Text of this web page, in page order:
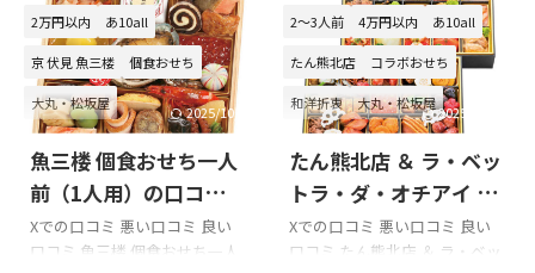
の際の参考に是非どうぞ!!! 「鳥
羽シーサイドホテル 新春おせ
ち 山海玉手箱」のXでの口コミ
鳥羽シーサイドホテル3つの温
泉があってどれも海が見えるロ
ケーションでとても良かったで
す
夜24:00までと朝5:30から
お風呂に入れるのとても助かっ
あるRVパークで車中泊
非どうぞ!!! なだ万 おせちのXで
の口コミ おせち、夜の部はじ
まりました。今年は、なだ万
さんのおせち。うまい。
pic.twitter.com/utsKiw7eoU—
CAZ-KEY (@K_I_N_G_Z)
January 1, 2021 今年のおせち
なだ万 二段重飾りが入ってな
けどぎゅうぎゅうに入って流石
2万円以内 あ10all
京 伏見 魚三楼 個食おせち
大丸・松坂屋 2025/10/6
魚三楼 個食おせち一人
前（1人用）の口コミを
まとめてみました!!!
Xでの口コミ 悪い口コミ 良い
口コミ 魚三楼 個食おせち一人
2～3人前 4万円以内 あ10all
たん熊北店 コラボおせち
和洋折衷 大丸・松坂屋2025/10/28
たん熊北店 ＆ ラ・ベッ
トラ・ダ・オチアイ 和
洋おせちの口コミをま
とめてみました!!!
Xでの口コミ 悪い口コミ 良い
口コミ たん熊北店 ＆ ラ・ベッ